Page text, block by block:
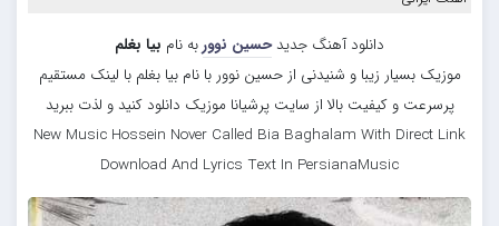
دانلود آهنگ جدیدحسین نووربه نام بیا بغلم
موزیک بسیار زیبا و شنیدنی از حسین نوور با نام بیا بغلم با لینک مستقیم
پرسرعت و کیفیت بالا از سایت پرشیانا موزیک دانلود کنید و لذت ببرید
New Music Hossein Nover Called Bia Baghalam With Direct Link
Download And Lyrics Text In PersianaMusic